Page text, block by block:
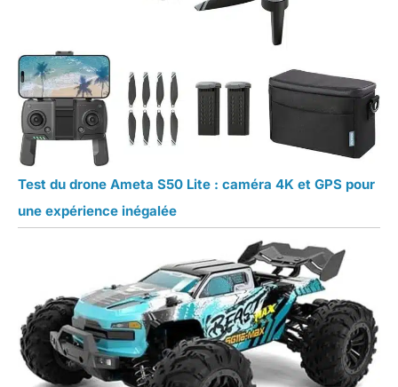
Test du drone Ameta S50 Lite : caméra 4K et GPS pour
une expérience inégalée